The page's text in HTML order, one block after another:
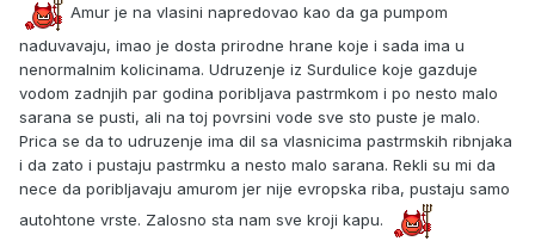
Amur je na vlasini napredovao kao da ga pumpom
naduvavaju, imao je dosta prirodne hrane koje i sada ima u
nenormalnim kolicinama. Udruzenje iz Surdulice koje gazduje
vodom zadnjih par godina poribljava pastrmkom i po nesto malo
sarana se pusti, ali na toj povrsini vode sve sto puste je malo.
Prica se da to udruzenje ima dil sa vlasnicima pastrmskih ribnjaka
i da zato i pustaju pastrmku a nesto malo sarana. Rekli su mi da
nece da poribljavaju amurom jer nije evropska riba, pustaju samo
autohtone vrste. Zalosno sta nam sve kroji kapu.